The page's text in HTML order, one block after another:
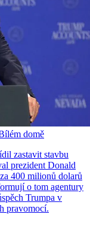
domě
zastavit stavbu
prezident Donald
400 milionů dolarů
o tom agentury
Trumpa v
pravomocí.